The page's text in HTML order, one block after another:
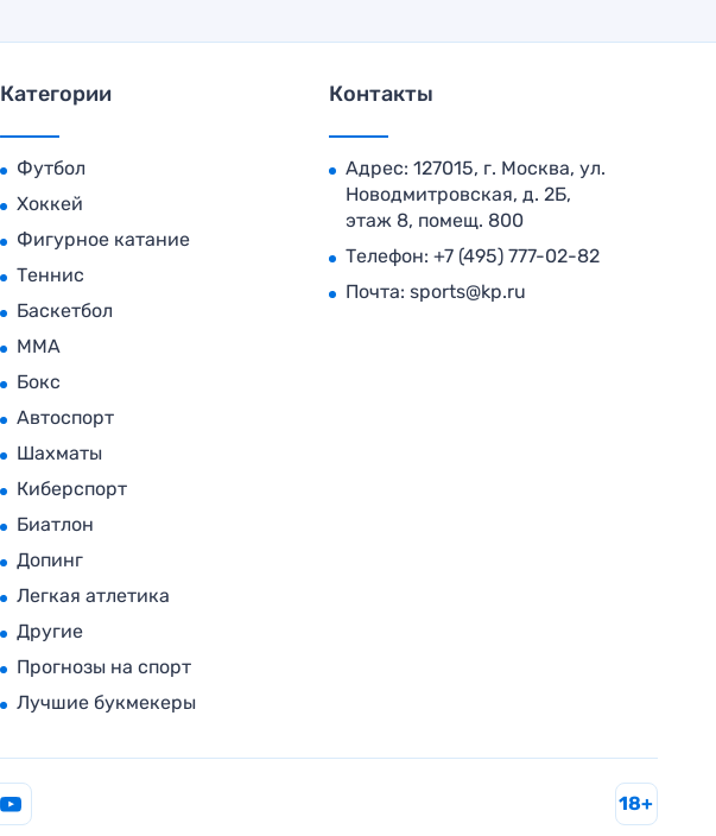
Категории
Футбол
Хоккей
Фигурное катание
Теннис
Баскетбол
MMA
Бокс
Автоспорт
Шахматы
Киберспорт
Биатлон
Допинг
Легкая атлетика
Другие
Прогнозы на спорт
Лучшие букмекеры
Контакты
Адрес: 127015, г. Москва, ул.
Новодмитровская, д. 2Б,
этаж 8, помещ. 800
Телефон: +7 (495) 777-02-82
Почта: sports@kp.ru
18+